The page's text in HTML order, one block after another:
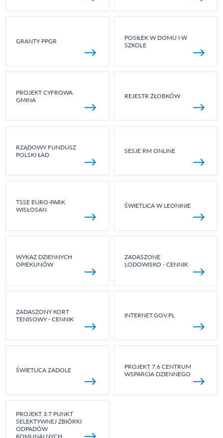
GRANTY PPGR
POSIŁEK W DOMU I W
SZKOLE
PROJEKT CYFROWA
GMINA
REJESTR ŻŁOBKÓW
RZĄDOWY FUNDUSZ
POLSKI ŁAD
SESJE RM ONLINE
TSSE EURO-PARK
WISŁOSAN
ŚWIETLICA W LEONINIE
WYKAZ DZIENNYCH
OPIEKUNÓW
ZADASZONE
LODOWISKO - CENNIK
ZADASZONY KORT
TENISOWY - CENNIK
INTERNET.GOV.PL
ŚWIETLICA ZADOLE
PROJEKT 7.6 CENTRUM
WSPARCIA DZIENNEGO
PROJEKT 3.7 PUNKT
SELEKTYWNEJ ZBIÓRKI
ODPADÓW
KOMUNALNYCH